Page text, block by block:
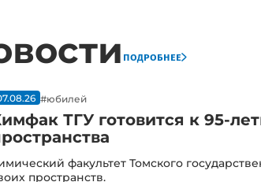
подробнее
#юбилей
ТГУ готовится к 95-
факультет Томского
пространств.